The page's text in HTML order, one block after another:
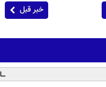
خبر قبل